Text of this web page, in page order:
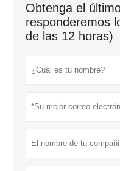
Obtenga el
responderemos
de las 12 horas)